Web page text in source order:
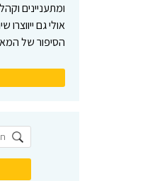
ומתעניינים
אולי גם
הסיפור של המאה